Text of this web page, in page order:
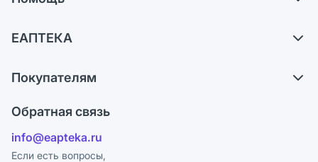
Самовывоз из аптек
Ответы на вопросы
Блог
ЕАПТЕКА
Карьера
Поставщики
Лицензия
Реклама на сайте
Покупателям
Программа СберСпасибо
Обратная связь
info@eapteka.ru
Если есть вопросы,